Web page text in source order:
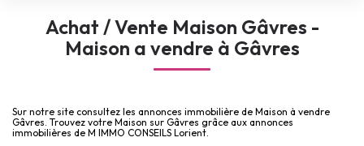
VENDRE
ESTIMER
Sélectionnez...
Type de bien
Surface min
Créer une alerte
Achat / Vente Maison Gâvres -
Maison a vendre à Gâvres
Sur notre site consultez les annonces immobilière de Maison à vendre
Gâvres. Trouvez votre Maison sur Gâvres grâce aux annonces
immobilières de M IMMO CONSEILS Lorient.